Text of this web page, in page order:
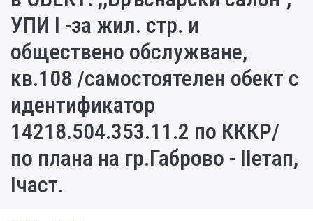
УПИ I -за жил. стр. и
обществено обслужване,
кв.108 /самостоятелен обект с
идентификатор
14218.504.353.11.2 по КККР/
по плана на гр.Габрово - IIетап,
Iчаст.